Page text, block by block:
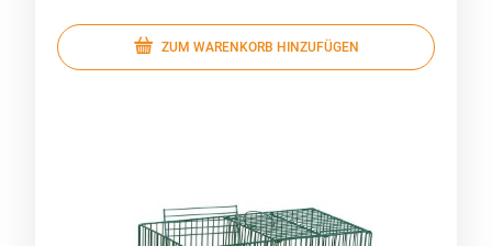
ZUM WARENKORB HINZUFÜGEN